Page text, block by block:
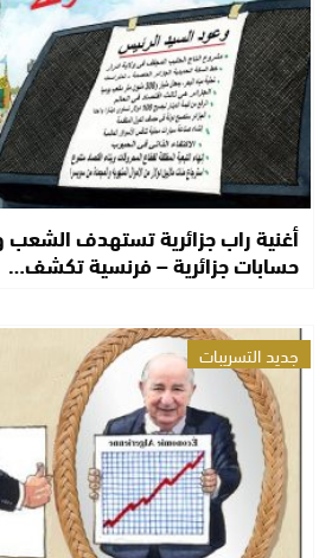
أغنية راب جزائرية تستهدف الشعب
حسابات جزائرية – فرنسية تكشف…
جديد التسريبات